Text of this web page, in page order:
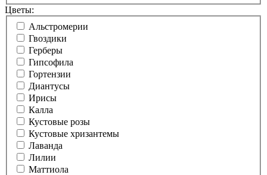
Цветы:
Альстромерии
Гвоздики
Герберы
Гипсофила
Гортензии
Диантусы
Ирисы
Калла
Кустовые розы
Кустовые хризантемы
Лаванда
Лилии
Маттиола